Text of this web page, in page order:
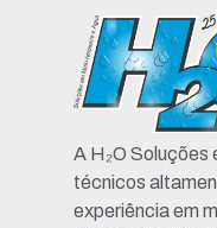
A H₂O Soluções
técnicos
experiência em